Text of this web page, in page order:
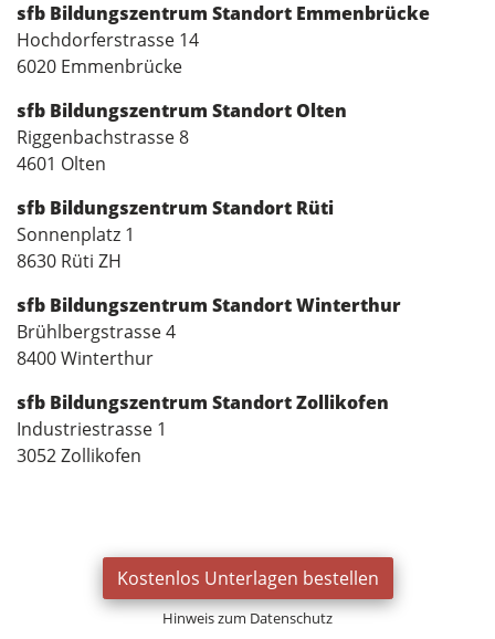
sfb Bildungszentrum Standort Emmenbrücke
Hochdorferstrasse 14
6020 Emmenbrücke
sfb Bildungszentrum Standort Olten
Riggenbachstrasse 8
4601 Olten
sfb Bildungszentrum Standort Rüti
Sonnenplatz 1
8630 Rüti ZH
sfb Bildungszentrum Standort Winterthur
Brühlbergstrasse 4
8400 Winterthur
sfb Bildungszentrum Standort Zollikofen
Industriestrasse 1
3052 Zollikofen
Kostenlos Unterlagen bestellen
Hinweis zum Datenschutz